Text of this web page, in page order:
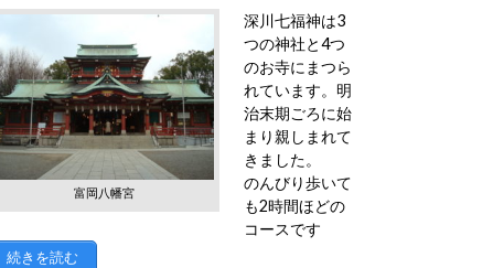
富岡八幡宮
深川七福神は3
つの神社と4つ
のお寺にまつら
れています。明
治末期ごろに始
まり親しまれて
きました。
のんびり歩いて
も2時間ほどの
コースです
続きを読む